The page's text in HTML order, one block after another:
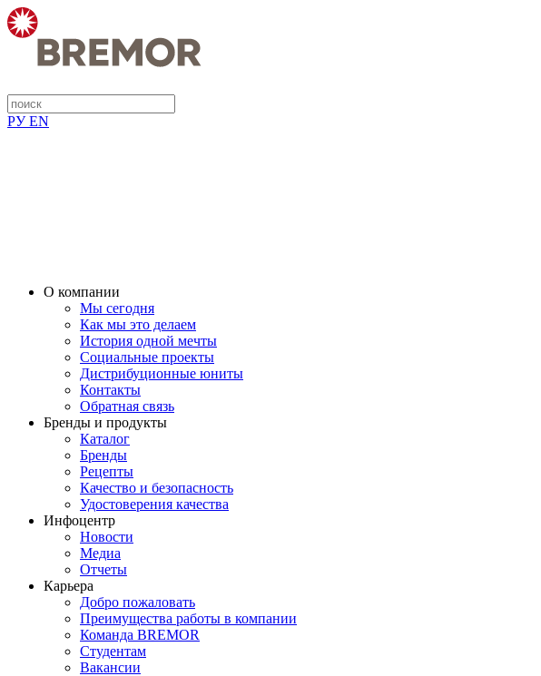
РУ EN
О компании
Мы сегодня
Как мы это делаем
История одной мечты
Социальные проекты
Дистрибуционные юниты
Контакты
Обратная связь
Бренды и продукты
Каталог
Бренды
Рецепты
Качество и безопасность
Удостоверения качества
Инфоцентр
Новости
Медиа
Отчеты
Карьера
Добро пожаловать
Преимущества работы в компании
Команда BREMOR
Студентам
Вакансии